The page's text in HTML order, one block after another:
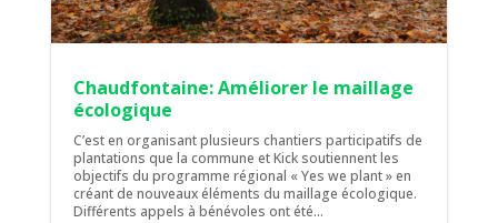
Chaudfontaine: Améliorer le maillage
écologique
C’est en organisant plusieurs chantiers participatifs de
plantations que la commune et Kick soutiennent les
objectifs du programme régional « Yes we plant » en
créant de nouveaux éléments du maillage écologique.
Différents appels à bénévoles ont été...